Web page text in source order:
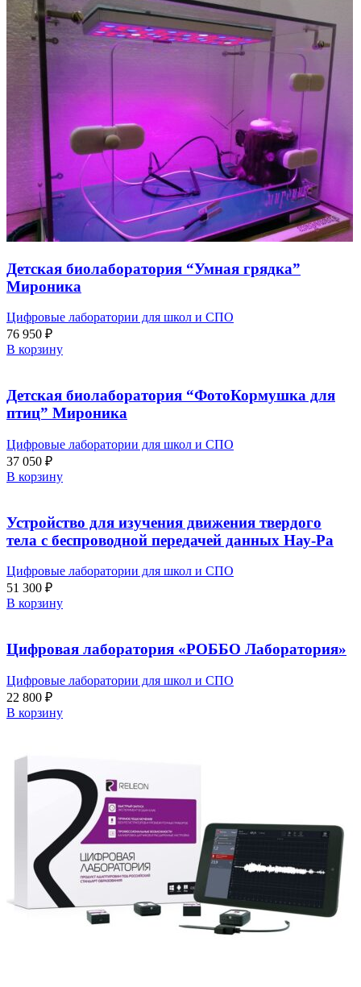
Детская биолаборатория “Умная грядка”
Мироника
Цифровые лаборатории для школ и СПО
76 950 ₽
В корзину
Детская биолаборатория “ФотоКормушка для
птиц” Мироника
Цифровые лаборатории для школ и СПО
37 050 ₽
В корзину
Устройство для изучения движения твердого
тела с беспроводной передачей данных Нау-Ра
Цифровые лаборатории для школ и СПО
51 300 ₽
В корзину
Цифровая лаборатория «РОББО Лаборатория»
Цифровые лаборатории для школ и СПО
22 800 ₽
В корзину